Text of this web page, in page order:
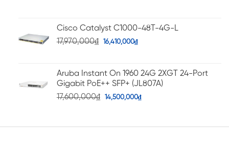
Cisco Catalyst C1000-48T-4G-L
17,970,000₫ 16,410,000₫
Aruba Instant On 1960 24G 2XGT 24-Port
Gigabit PoE++ SFP+ (JL807A)
17,600,000₫ 14,500,000₫